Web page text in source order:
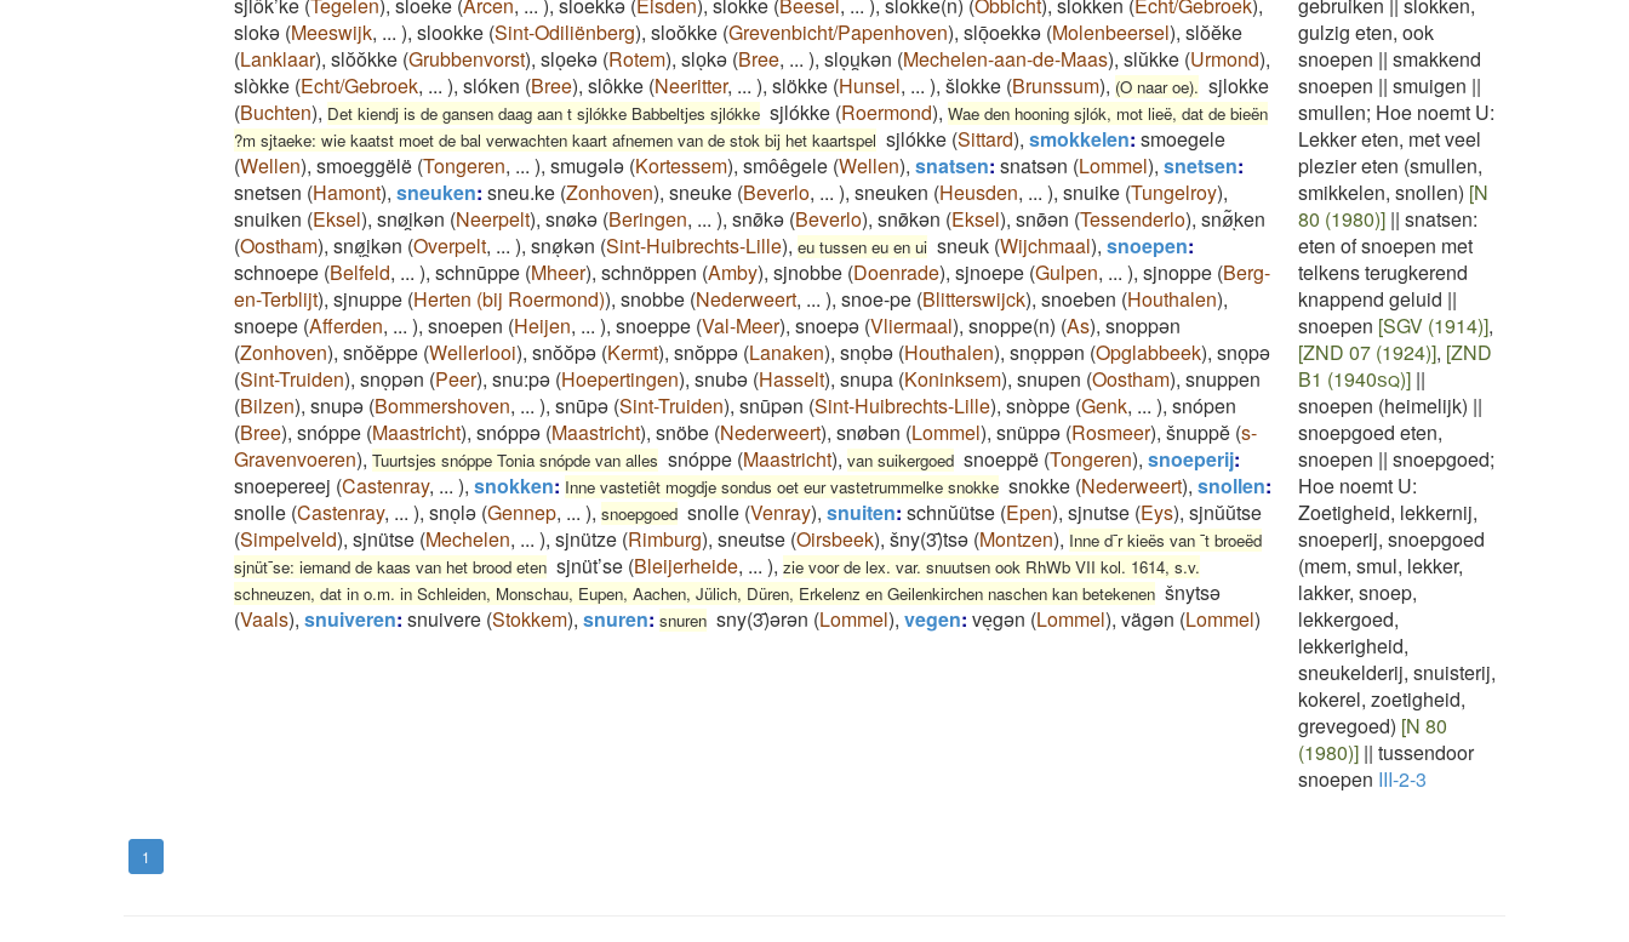
slokə (Meeswijk, ... ), slookke (Sint-Odiliënberg), sloŏkke (Grevenbicht/Papenhoven), slōͅoekkə (Molenbeersel), slŏĕke
(Lanklaar), slŏŏkke (Grubbenvorst), sloͅekə (Rotem), sloͅkə (Bree, ... ), sloͅu̯kən (Mechelen-aan-de-Maas), slŭkke (Urmond),
slòkke (Echt/Gebroek, ... ), slóken (Bree), slôkke (Neeritter, ... ), slökke (Hunsel, ... ), šlokke (Brunssum), (O naar oe). sjlokke
(Buchten), Det kiendj is de gansen daag aan t sjlókke Babbeltjes sjlókke sjlókke (Roermond), Wae den hooning sjlók, mot lieë, dat de bieën
?m sjtaeke: wie kaatst moet de bal verwachten kaart afnemen van de stok bij het kaartspel sjlókke (Sittard), smokkelen: smoegele
(Wellen), smoeggëlë (Tongeren, ... ), smugələ (Kortessem), smôêgele (Wellen), snatsen: snatsən (Lommel), snetsen:
snetsen (Hamont), sneuken: sneu.ke (Zonhoven), sneuke (Beverlo, ... ), sneuken (Heusden, ... ), snuike (Tungelroy),
snuiken (Eksel), snøi̯kən (Neerpelt), snøkə (Beringen, ... ), snø̄kə (Beverlo), snø̄kən (Eksel), snø̄ən (Tessenderlo), snø͂ͅken
(Oostham), snøͅi̯kən (Overpelt, ... ), snøͅkən (Sint-Huibrechts-Lille), eu tussen eu en ui sneuk (Wijchmaal), snoepen:
schnoepe (Belfeld, ... ), schnūppe (Mheer), schnöppen (Amby), sjnobbe (Doenrade), sjnoepe (Gulpen, ... ), sjnoppe (Berg-
en-Terblijt), sjnuppe (Herten (bij Roermond)), snobbe (Nederweert, ... ), snoe-pe (Blitterswijck), snoeben (Houthalen),
snoepe (Afferden, ... ), snoepen (Heijen, ... ), snoeppe (Val-Meer), snoepə (Vliermaal), snoppe(n) (As), snoppən
(Zonhoven), snŏĕppe (Wellerlooi), snŏŏpə (Kermt), snŏppə (Lanaken), snoͅbə (Houthalen), snoͅppən (Opglabbeek), snoͅpə
(Sint-Truiden), snoͅpən (Peer), snu:pə (Hoepertingen), snubə (Hasselt), snupa (Koninksem), snupen (Oostham), snuppen
(Bilzen), snupə (Bommershoven, ... ), snūpə (Sint-Truiden), snūpən (Sint-Huibrechts-Lille), snòppe (Genk, ... ), snópen
(Bree), snóppe (Maastricht), snóppə (Maastricht), snöbe (Nederweert), snøbən (Lommel), snüppə (Rosmeer), šnuppĕ (s-
Gravenvoeren), Tuurtsjes snóppe Tonia snópde van alles snóppe (Maastricht), van suikergoed snoeppë (Tongeren), snoeperij:
snoepereej (Castenray, ... ), snokken: Inne vastetiêt mogdje sondus oet eur vastetrummelke snokke snokke (Nederweert), snollen:
snolle (Castenray, ... ), snoͅlə (Gennep, ... ), snoepgoed snolle (Venray), snuiten: schnŭütse (Epen), sjnutse (Eys), sjnŭŭtse
(Simpelveld), sjnütse (Mechelen, ... ), sjnütze (Rimburg), sneutse (Oirsbeek), šny(3)̄tsə (Montzen), Inne d¯r kieës van ¯t broeëd
sjnüt¯se: iemand de kaas van het brood eten sjnüt’se (Bleijerheide, ... ), zie voor de lex. var. snuutsen ook RhWb VII kol. 1614, s.v.
schneuzen, dat in o.m. in Schleiden, Monschau, Eupen, Aachen, Jülich, Düren, Erkelenz en Geilenkirchen naschen kan betekenen šnytsə
(Vaals), snuiveren: snuivere (Stokkem), snuren: snuren sny(3)̄ərən (Lommel), vegen: veͅgən (Lommel), vägən (Lommel)
gulzig eten, ook
snoepen || smakkend
snoepen || smuigen ||
smullen; Hoe noemt U:
Lekker eten, met veel
plezier eten (smullen,
smikkelen, snollen) [N
80 (1980)] || snatsen:
eten of snoepen met
telkens terugkerend
knappend geluid ||
snoepen [SGV (1914)],
[ZND 07 (1924)], [ZND
B1 (1940sq)] ||
snoepen (heimelijk) ||
snoepgoed eten,
snoepen || snoepgoed;
Hoe noemt U:
Zoetigheid, lekkernij,
snoeperij, snoepgoed
(mem, smul, lekker,
lakker, snoep,
lekkergoed,
lekkerigheid,
sneukelderij, snuisterij,
kokerel, zoetigheid,
grevegoed) [N 80
(1980)] || tussendoor
snoepen III-2-3
1